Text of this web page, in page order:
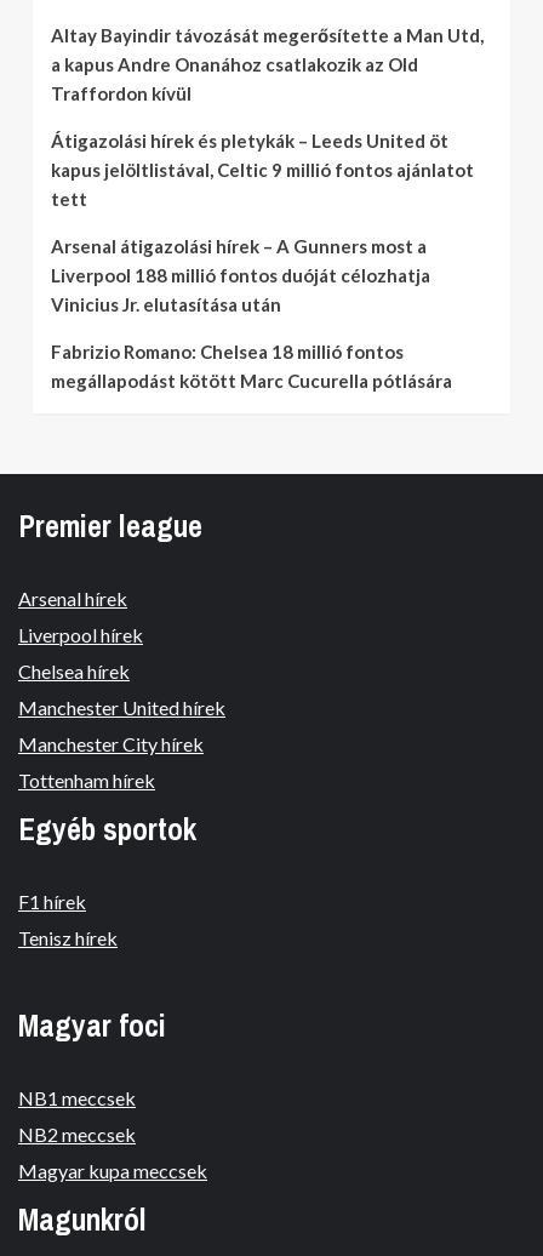
Altay Bayindir távozását megerősítette a Man Utd,
a kapus Andre Onanához csatlakozik az Old
Traffordon kívül
Átigazolási hírek és pletykák – Leeds United öt
kapus jelöltlistával, Celtic 9 millió fontos ajánlatot
tett
Arsenal átigazolási hírek – A Gunners most a
Liverpool 188 millió fontos duóját célozhatja
Vinicius Jr. elutasítása után
Fabrizio Romano: Chelsea 18 millió fontos
megállapodást kötött Marc Cucurella pótlására
Premier league
Arsenal hírek
Liverpool hírek
Chelsea hírek
Manchester United hírek
Manchester City hírek
Tottenham hírek
Egyéb sportok
F1 hírek
Tenisz hírek
Magyar foci
NB1 meccsek
NB2 meccsek
Magyar kupa meccsek
Magunkról